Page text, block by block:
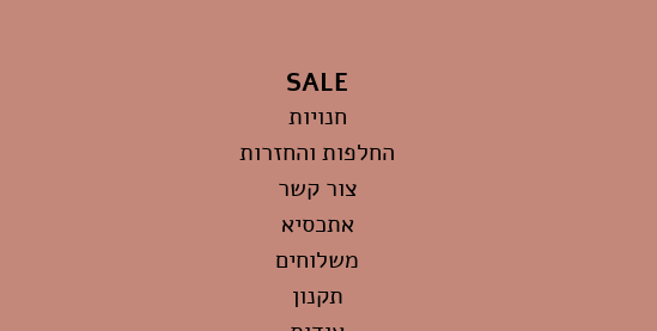
SALE
חנויות
החלפות והחזרות
צור קשר
אתכסיא
משלוחים
תקנון